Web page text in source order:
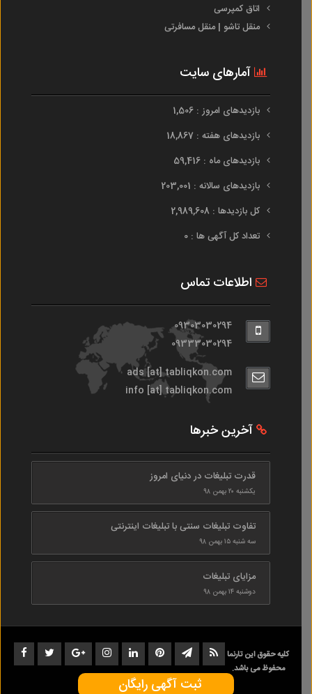
اتاق کمپرسی
منقل تاشو | منقل مسافرتی
آمارهای سایت
بازدیدهای امروز : 1,506
بازدیدهای هفته : 18,867
بازدیدهای ماه : 59,416
بازدیدهای سالانه : 203,001
کل بازدیدها : 2,989,608
تعداد کل آگهی ها : 0
اطلاعات تماس
09303030294
09333030294
ads [at] tabliqkon.com
info [at] tabliqkon.com
آخرین خبرها
قدرت تبلیغات در دنیای امروز
یکشنبه ۲۰ بهمن ۹۸
تفاوت تبلیغات سنتی با تبلیغات اینترنتی
سه شنبه ۱۵ بهمن ۹۸
مزایای تبلیغات
دوشنبه ۱۴ بهمن ۹۸
کلیه حقوق این تارنما
محفوظ می باشد.
1402-1398
ثبت آگهی رایگان